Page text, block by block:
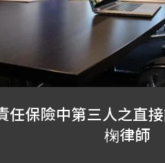
權 －林正
可以把古